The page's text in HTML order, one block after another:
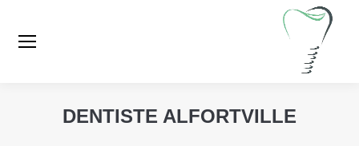
DENTISTE ALFORTVILLE